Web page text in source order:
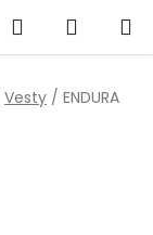
Hledat
KOŠÍK
Vesty / ENDURA